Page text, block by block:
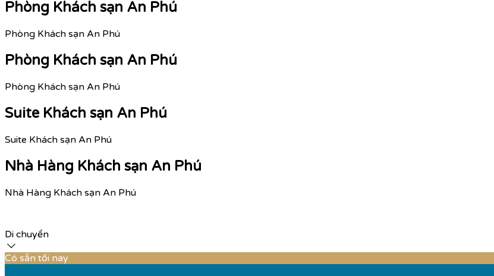
Phòng Khách sạn An Phú
Phòng Khách sạn An Phú
Phòng Khách sạn An Phú
Phòng Khách sạn An Phú
Suite Khách sạn An Phú
Suite Khách sạn An Phú
Nhà Hàng Khách sạn An Phú
Nhà Hàng Khách sạn An Phú
Di chuyển
Có sẵn tối nay